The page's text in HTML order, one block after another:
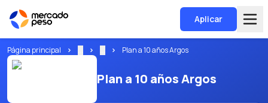
Aplicar
Página principal Plan a 10 años Argos
Plan a 10 años Argos